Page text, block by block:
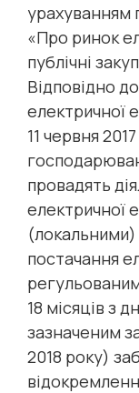
урахуванням
«Про ринок
публічні
Відповідно
електричної
11 червня
провадять
електричної
постачання
18 місяців з
зазначеним
2018 року)